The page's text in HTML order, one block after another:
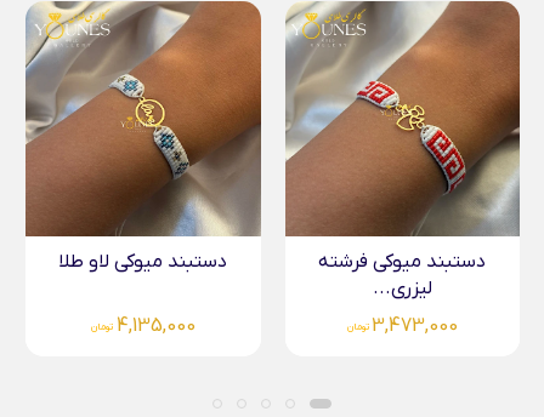
دستبند میوکی فرشته
لیزری...
3,473,000 تومان
دستبند میوکی لاو طلا
4,135,000 تومان